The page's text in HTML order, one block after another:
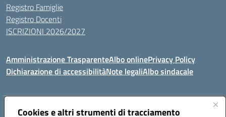
Cookies e altri strumenti di tracciamento
Registro Famiglie
Registro Docenti
ISCRIZIONI 2026/2027
Amministrazione TrasparenteAlbo onlinePrivacy Policy
Dichiarazione di accessibilitàNote legaliAlbo sindacale
Indirizzo:VIA S.VITTORIA, 11, 65024 MANOPPELLO (PE)